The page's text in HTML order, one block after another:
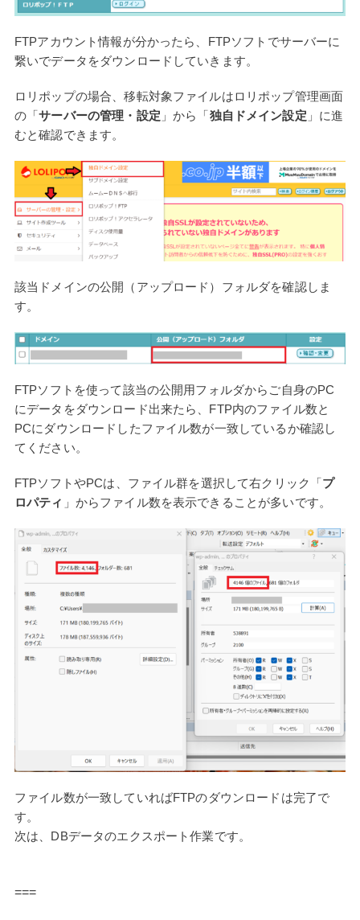
FTPアカウント情報が分かったら、FTPソフトでサーバーに
繋いでデータをダウンロードしていきます。
ロリポップの場合、移転対象ファイルはロリポップ管理画面
の「サーバーの管理・設定 」から「独自ドメイン設定 」に進
むと確認できます。
該当ドメインの公開（アップロード）フォルダを確認しま
す。
FTPソフトを使って該当の公開用フォルダからご自身のPC
にデータをダウンロード出来たら、FTP内のファイル数と
PCにダウンロードしたファイル数が一致しているか確認し
てください。
FTPソフトやPCは、ファイル群を選択して右クリック「プ
ロパティ 」からファイル数を表示できることが多いです。
ファイル数が一致していればFTPのダウンロードは完了で
す。
次は、DBデータのエクスポート作業です。
===